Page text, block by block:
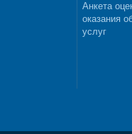
Анкета
оказания
услуг